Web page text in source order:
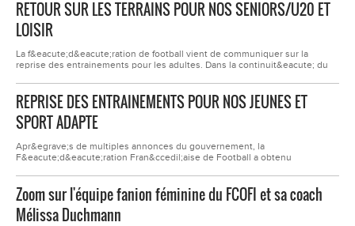
quelques questions.1&deg; / Tout d&rsquo;abord comment allez-vous ? Et
pouvez-vous vous pr&eacute;sentez rapidement ?...
RETOUR SUR LES TERRAINS POUR NOS SENIORS/U20 ET
LOISIR
La f&eacute;d&eacute;ration de football vient de communiquer sur la
reprise des entrainements pour les adultes. Dans la continuit&eacute; du
autoris&eacute; &agrave; partir de ce mercredi 2 d&eacute;cembre. Bien
&eacute;videment les protocoles sanitaires de reprise devront
&nbsp;continuer &agrave; &ecirc;tre...
REPRISE DES ENTRAINEMENTS POUR NOS JEUNES ET
SPORT ADAPTE
Apr&egrave;s de multiples annonces du gouvernement, la
F&eacute;d&eacute;ration Fran&ccedil;aise de Football a obtenu
pour les mineurs &agrave; compter de ce samedi, avec un protocole
sanitaire strict.Nous serons heureux de pouvoir vous retrouver d&egrave;s
ce lundi 30 novembre &nbsp;sur les sites appelous.les...
Zoom sur l'équipe fanion féminine du FCOFI et sa coach
Mélissa Duchmann